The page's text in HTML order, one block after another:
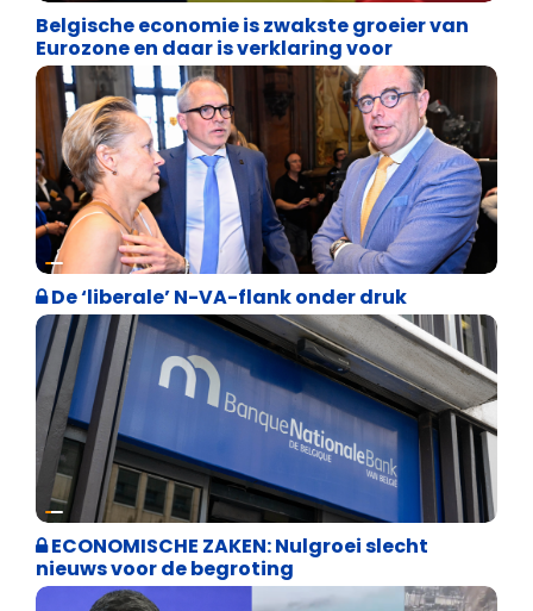
Belgische economie is zwakste groeier van
Eurozone en daar is verklaring voor
Binnenland politiek
De ‘liberale’ N-VA-flank onder druk
Binnenland politiek
ECONOMISCHE ZAKEN: Nulgroei slecht
nieuws voor de begroting